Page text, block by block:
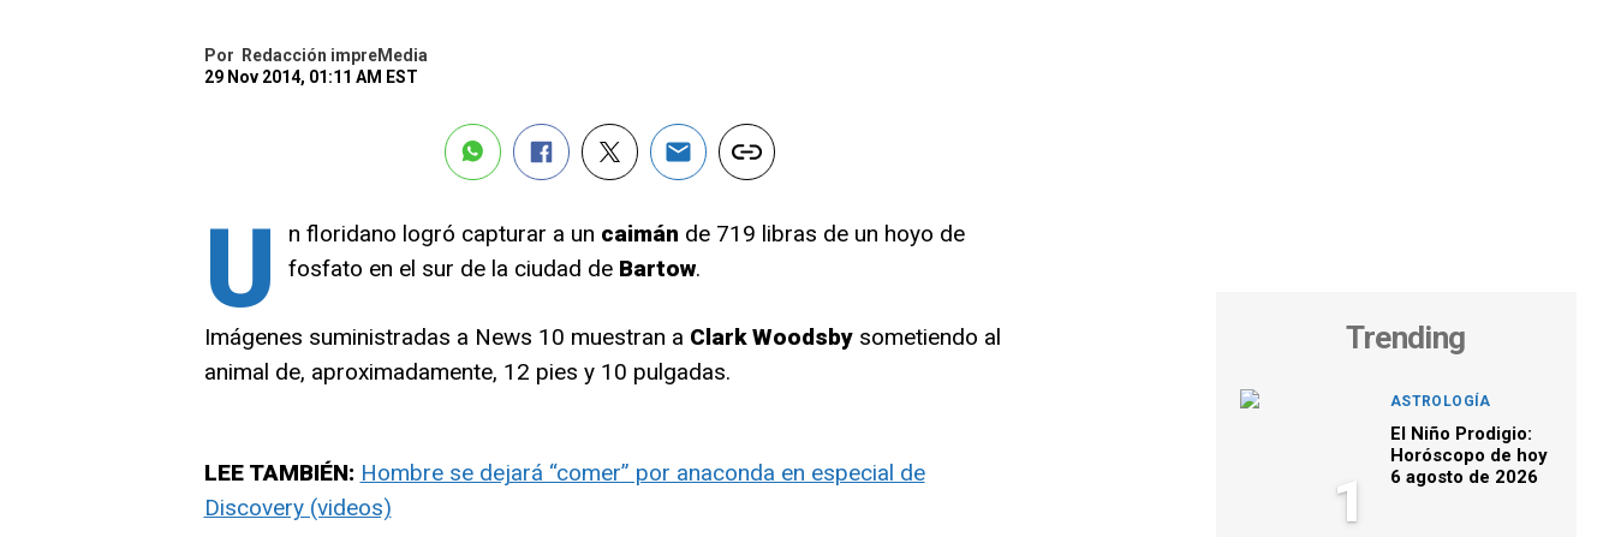
Por
Redacción impreMedia
29 Nov 2014, 01:11 AM EST
U n floridano logró capturar a un caimán de 719 libras de un hoyo de
fosfato en el sur de la ciudad de Bartow.
Imágenes suministradas a News 10 muestran a Clark Woodsbysometiendo al
animal de, aproximadamente, 12 pies y 10 pulgadas.
LEE TAMBIÉN: Hombre se dejará “comer” por anaconda en especial de
Discovery (videos)
Trending
1
ASTROLOGÍA
El Niño Prodigio:
Horóscopo de hoy
6 agosto de 2026